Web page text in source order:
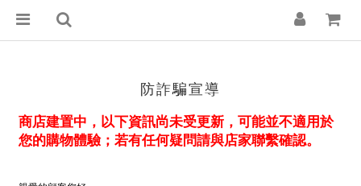
防詐騙宣導
商店建置中，以下資訊尚未受更新，可能並不適用於
您的購物體驗；若有任何疑問請與店家聯繫確認。